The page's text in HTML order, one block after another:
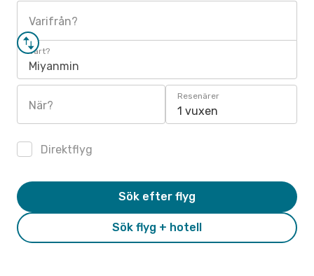
Varifrån?
Vart?
Miyanmin
När?
Resenärer
1 vuxen
Direktflyg
Sök flyg + hotell
Sök efter flyg